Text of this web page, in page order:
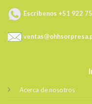
Escribenos +51 922
Acerca de nosotros